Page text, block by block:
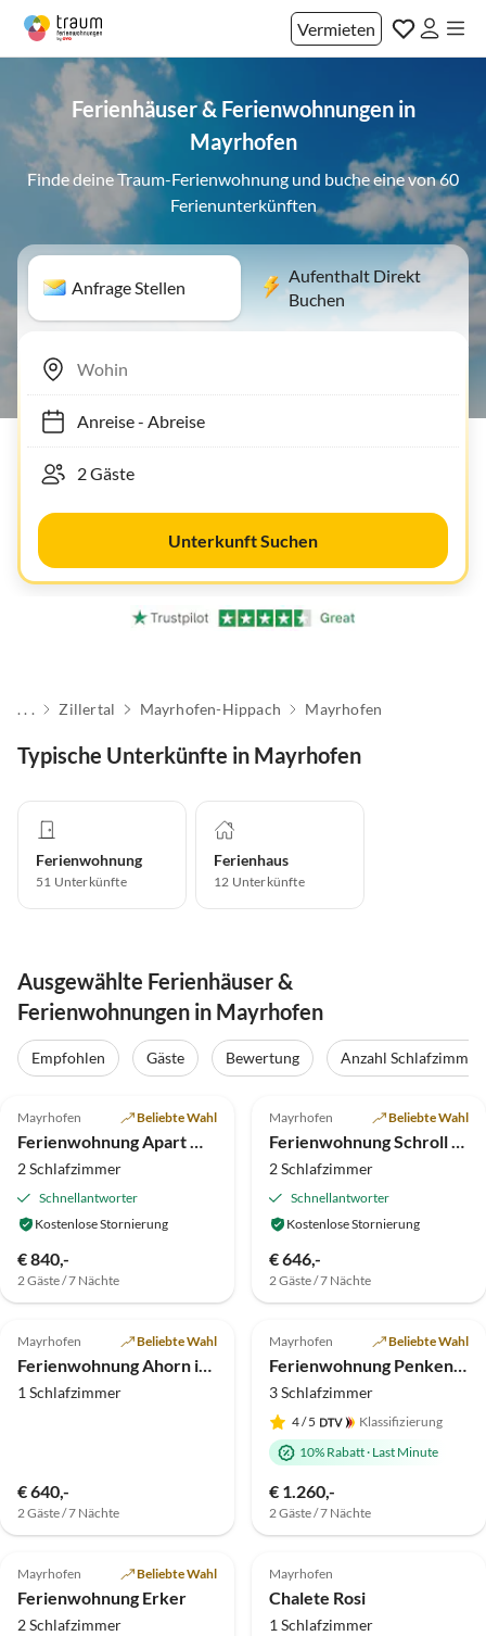
Vermieten
Ferienhäuser & Ferienwohnungen in
Mayrhofen
Finde deine Traum-Ferienwohnung und buche eine von 60
Ferienunterkünften
Anfrage Stellen
Aufenthalt Direkt
Buchen
Anreise- Abreise
Unterkunft Suchen
. . . Zillertal Mayrhofen-Hippach Mayrhofen
Typische Unterkünfte in Mayrhofen
Ferienwohnung
51 Unterkünfte
Ferienhaus
12 Unterkünfte
Ausgewählte Ferienhäuser &
Ferienwohnungen in Mayrhofen
Empfohlen Gäste Bewertung Anzahl Schlafzimmer
Top-Inserat
Mayrhofen Beliebte Wahl
Ferienwohnung Apart Magdalena
2 Schlafzimmer
Schnellantworter
Kostenlose Stornierung
€ 840,-
2 Gäste / 7 Nächte
Familienparadies
Mayrhofen Beliebte Wahl
Ferienwohnung Schroll Irmi
2 Schlafzimmer
Schnellantworter
Kostenlose Stornierung
€ 646,-
2 Gäste / 7 Nächte
Top-Inserat
4.9 (12)
Mayrhofen Beliebte Wahl
Ferienwohnung Ahorn im Landhaus Christina
1 Schlafzimmer
€ 640,-
2 Gäste / 7 Nächte
5.0 (6)
Mayrhofen Beliebte Wahl
Ferienwohnung Penkenblick im Haus Tasser
3 Schlafzimmer
4/ 5
Klassifizierung
10% Rabatt· Last Minute
€ 1.260,-
2 Gäste / 7 Nächte
Top-Inserat
5.0 (3)
Mayrhofen Beliebte Wahl
Ferienwohnung Erker
2 Schlafzimmer
Mayrhofen
Chalete Rosi
1 Schlafzimmer